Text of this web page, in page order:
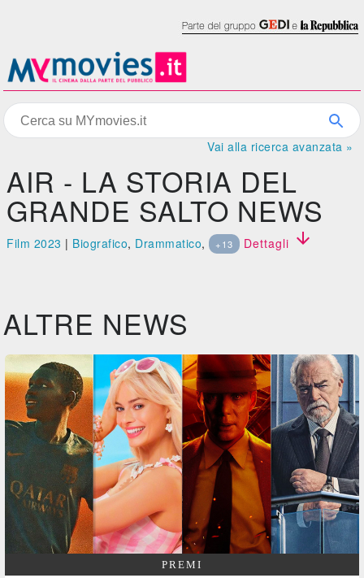
Vai alla ricerca avanzata »
AIR - LA STORIA DEL
GRANDE SALTO NEWS
Film 2023 | Biografico, Drammatico, +13 Dettagli 
ALTRE NEWS
PREMI